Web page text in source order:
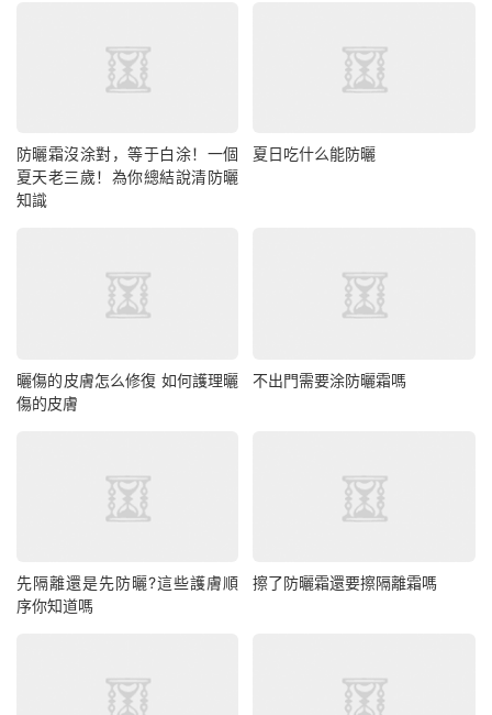
防曬霜沒涂對，等于白涂！一個
夏天老三歲！為你總結說清防曬
知識
夏日吃什么能防曬
曬傷的皮膚怎么修復 如何護理曬
傷的皮膚
不出門需要涂防曬霜嗎
先隔離還是先防曬?這些護膚順
序你知道嗎
擦了防曬霜還要擦隔離霜嗎